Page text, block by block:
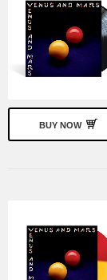
BUY NOW